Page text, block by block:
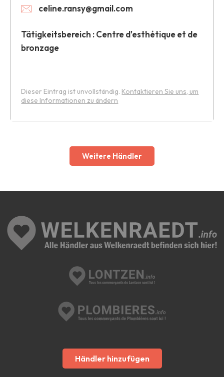
celine.ransy@gmail.com
Tätigkeitsbereich : Centre d'esthétique et de
bronzage
Dieser Eintrag ist unvollständig. Kontaktieren Sie uns, um
diese Informationen zu ändern
Weitere Händler
Händler hinzufügen